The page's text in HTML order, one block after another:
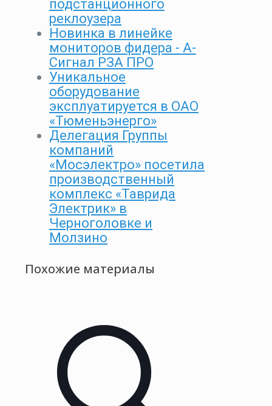
подстанционного
реклоузера
Новинка в линейке
мониторов фидера - А-
Сигнал РЗА ПРО
Уникальное
оборудование
эксплуатируется в ОАО
«Тюменьэнерго»
Делегация Группы
компаний
«Мосэлектро» посетила
производственный
комплекс «Таврида
Электрик» в
Черноголовке и
Молзино
Похожие материалы